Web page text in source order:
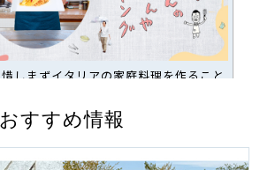
おすすめ情報